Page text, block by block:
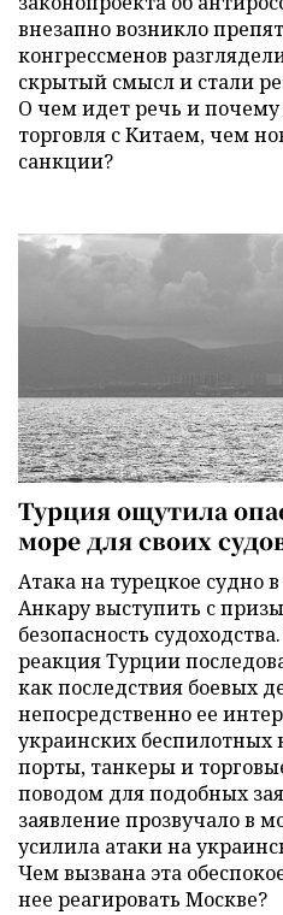
внезапно возникло
конгрессменов
скрытый смысл и стали
О чем идет речь и
торговля с Китаем, чем
санкции?
Турция ощутила
море для своих
Атака на турецкое судно
Анкару выступить с
безопасность
реакция Турции
как последствия боевых
непосредственно ее
украинских беспилотных
порты, танкеры и
поводом для подобных
заявление прозвучало в
усилила атаки на
Чем вызвана эта
нее реагировать Москве?